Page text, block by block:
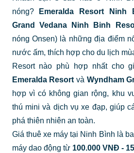
nóng?
Emeralda Resort Ninh
Grand Vedana Ninh Binh
nóng Onsen) là những địa điểm
nước ấm, thích hợp cho du lịch
Resort nào phù hợp nhất cho
Emeralda Resort và Wyndham
hợp vì có không gian rộng, khu
thú mini và dịch vụ xe đạp, giúp
phá thiên nhiên an toàn.
Giá thuê xe máy tại Ninh Bình là
máy dao động từ 100.000 VNĐ -